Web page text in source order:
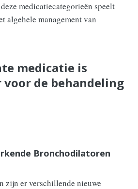
medicatiecategorieën speelt
algehele management van
medicatie is
voor de behandeling
Bronchodilatoren
zijn er verschillende nieuwe